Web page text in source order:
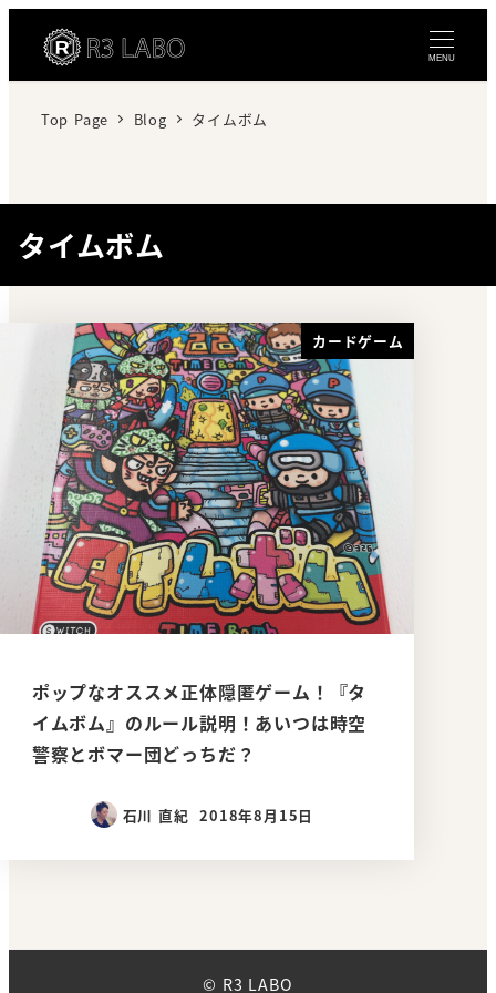
MENU
Top Page Blog タイムボム
タイムボム
カードゲーム
ポップなオススメ正体隠匿ゲーム！『タ
イムボム』のルール説明！あいつは時空
警察とボマー団どっちだ？
石川 直紀 2018年8月15日
© R3 LABO